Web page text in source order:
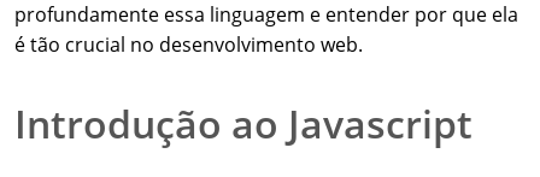
profundamente essa linguagem e entender por que ela
é tão crucial no desenvolvimento web.
Introdução ao Javascript